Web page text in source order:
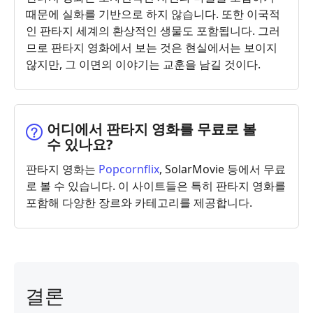
때문에 실화를 기반으로 하지 않습니다. 또한 이국적
인 판타지 세계의 환상적인 생물도 포함됩니다. 그러
므로 판타지 영화에서 보는 것은 현실에서는 보이지
않지만, 그 이면의 이야기는 교훈을 남길 것이다.
어디에서 판타지 영화를 무료로 볼
수 있나요?
판타지 영화는 Popcornflix, SolarMovie 등에서 무료
로 볼 수 있습니다. 이 사이트들은 특히 판타지 영화를
포함해 다양한 장르와 카테고리를 제공합니다.
결론